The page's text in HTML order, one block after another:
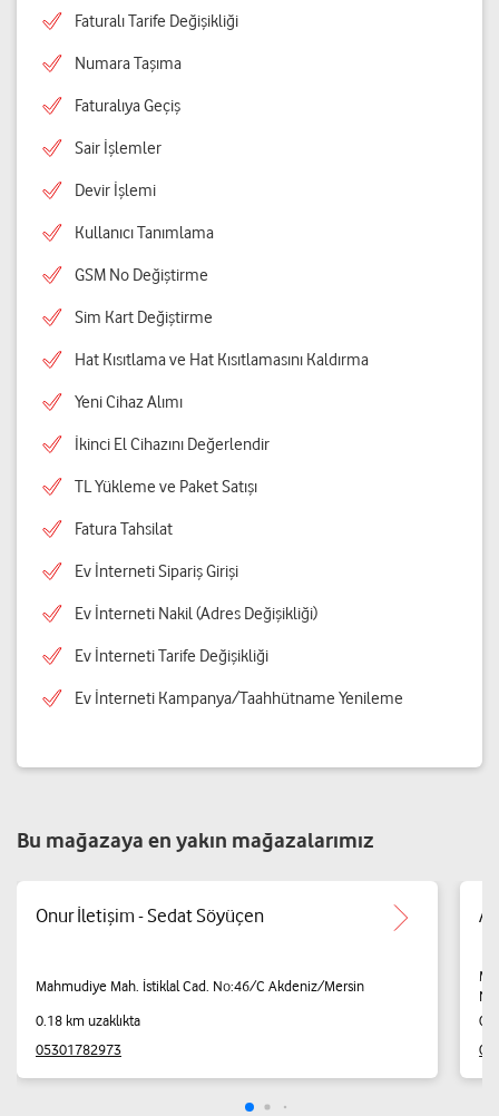
Faturalı Tarife Değişikliği
Numara Taşıma
Faturalıya Geçiş
Sair İşlemler
Devir İşlemi
Kullanıcı Tanımlama
GSM No Değiştirme
Sim Kart Değiştirme
Hat Kısıtlama ve Hat Kısıtlamasını Kaldırma
Yeni Cihaz Alımı
İkinci El Cihazını Değerlendir
TL Yükleme ve Paket Satışı
Fatura Tahsilat
Ev İnterneti Sipariş Girişi
Ev İnterneti Nakil (Adres Değişikliği)
Ev İnterneti Tarife Değişikliği
Ev İnterneti Kampanya/Taahhütname Yenileme
Bu mağazaya en yakın mağazalarımız
Onur İletişim - Sedat Söyüçen
Mahmudiye Mah. İstiklal Cad. No:46/C Akdeniz/Mersin
0.18 km uzaklıkta
05301782973